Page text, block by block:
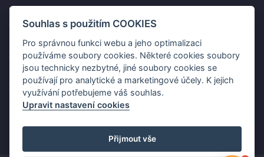
Prokop pro Vás vybírá z obslužného úseku na víkendovku tu
nejlepší cenu z letáku!
Kup špekáčky od Váhaly a vyhraj s naCOOPkou sekerku Fiskars
29.07
Prokop pro Vás vybírá na víkendovku ty nejlepší ceny z letáku!
29.07
Souhlas s použitím COOKIES
Pro správnou funkci webu a jeho optimalizaci
používáme soubory cookies. Některé cookies soubory
jsou technicky nezbytné, jiné soubory cookies se
používají pro analytické a marketingové účely. K jejich
využívání potřebujeme váš souhlas.
Upravit nastavení cookies
Přijmout vše